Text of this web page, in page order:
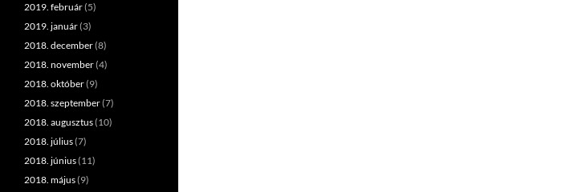
2019. február(5)
2019. január(3)
2018. december(8)
2018. november(4)
2018. október(9)
2018. szeptember(7)
2018. augusztus(10)
2018. július(7)
2018. június(11)
2018. május(9)